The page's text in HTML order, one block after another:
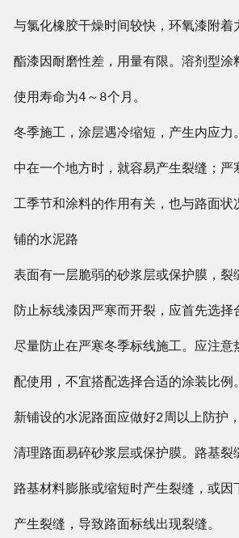
与氯化橡胶干燥时间较快，环氧漆附着
酯漆因耐磨性差，用量有限。溶剂型涂
使用寿命为4～8个月。
冬季施工，涂层遇冷缩短，产生内应力
中在一个地方时，就容易产生裂缝；严
工季节和涂料的作用有关，也与路面状
铺的水泥路
表面有一层脆弱的砂浆层或保护膜，裂
防止标线漆因严寒而开裂，应首先选择
尽量防止在严寒冬季标线施工。应注意
配使用，不宜搭配选择合适的涂装比例。
新铺设的水泥路面应做好2周以上防护
清理路面易碎砂浆层或保护膜。路基裂
路基材料膨胀或缩短时产生裂缝，或因
产生裂缝，导致路面标线出现裂缝。